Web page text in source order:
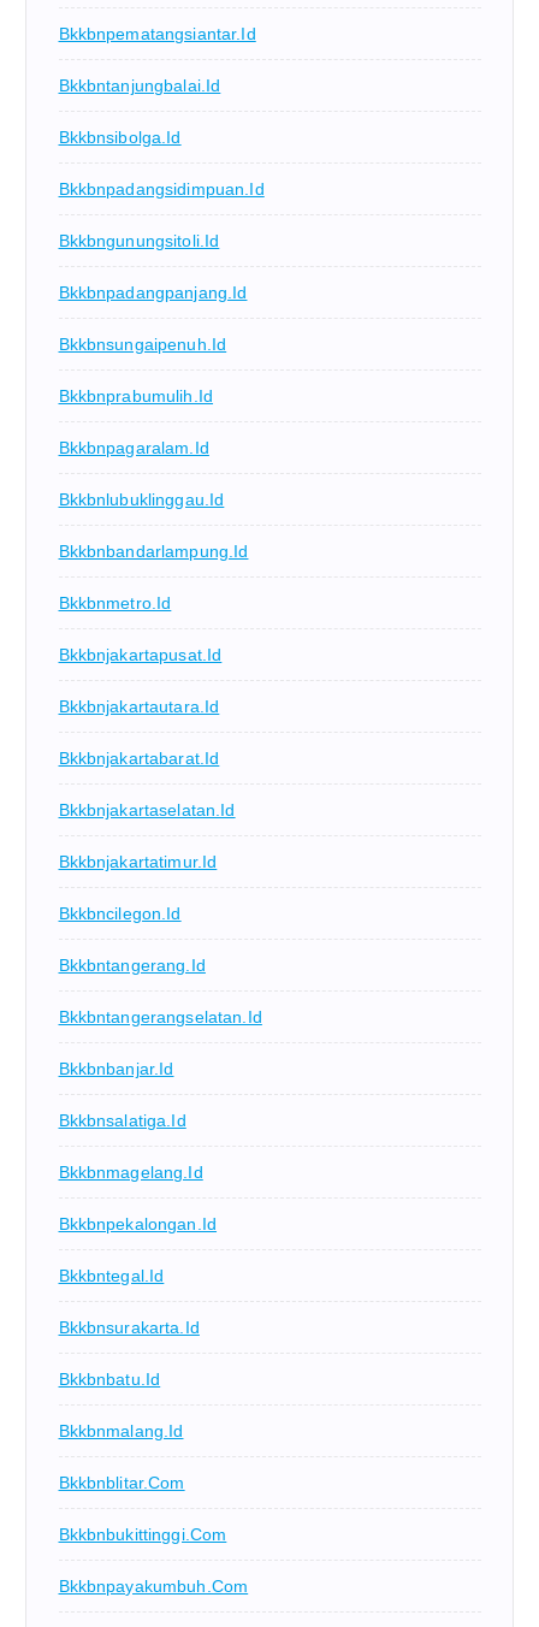
Bkkbnpematangsiantar.id
Bkkbntanjungbalai.id
Bkkbnsibolga.id
Bkkbnpadangsidimpuan.id
Bkkbngunungsitoli.id
Bkkbnpadangpanjang.id
Bkkbnsungaipenuh.id
Bkkbnprabumulih.id
Bkkbnpagaralam.id
Bkkbnlubuklinggau.id
Bkkbnbandarlampung.id
Bkkbnmetro.id
Bkkbnjakartapusat.id
Bkkbnjakartautara.id
Bkkbnjakartabarat.id
Bkkbnjakartaselatan.id
Bkkbnjakartatimur.id
Bkkbncilegon.id
Bkkbntangerang.id
Bkkbntangerangselatan.id
Bkkbnbanjar.id
Bkkbnsalatiga.id
Bkkbnmagelang.id
Bkkbnpekalongan.id
Bkkbntegal.id
Bkkbnsurakarta.id
Bkkbnbatu.id
Bkkbnmalang.id
Bkkbnblitar.com
Bkkbnbukittinggi.com
Bkkbnpayakumbuh.com